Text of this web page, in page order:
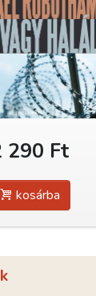
290 Ft
kosárba